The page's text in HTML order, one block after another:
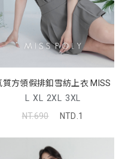
質方領假排釦雪紡上衣 MISS
L XL 2XL 3XL
NT.690
NTD.1